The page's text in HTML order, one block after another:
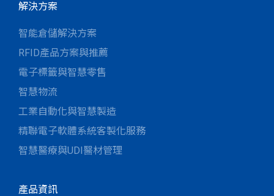
解決方案
智能倉儲解決方案
RFID產品方案與推薦
電子標籤與智慧零售
智慧物流
工業自動化與智慧製造
精聯電子軟體系統客製化服務
智慧醫療與UDI醫材管理
產品資訊